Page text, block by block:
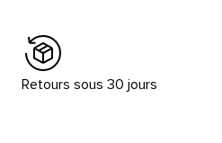
Retours sous 30 jours